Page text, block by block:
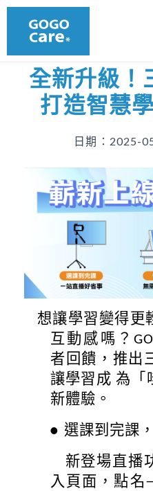
全新升級！
打造智慧
日期：2025-
想讓學習變得更
互動感嗎？
者回饋，推出
讓學習成 為「
新體驗。
● 選課到完課
新登場直播功
入頁面，點